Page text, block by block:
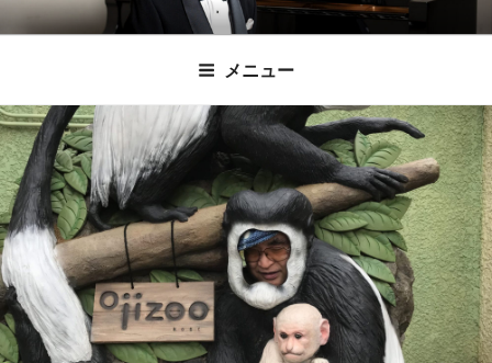
コ
ン
ツ
へ
ス
キ
ッ
プ
時田直也 声楽
家/BARITONE
歌うことは希望を語ること、生きることは喜
びも悲しみもわかちあうことかけがえのない
あなたに「いのちの歌」をお届けします。
メニュー